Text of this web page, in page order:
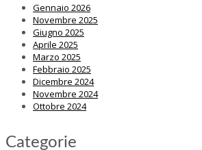
Gennaio 2026
Novembre 2025
Giugno 2025
Aprile 2025
Marzo 2025
Febbraio 2025
Dicembre 2024
Novembre 2024
Ottobre 2024
Categorie